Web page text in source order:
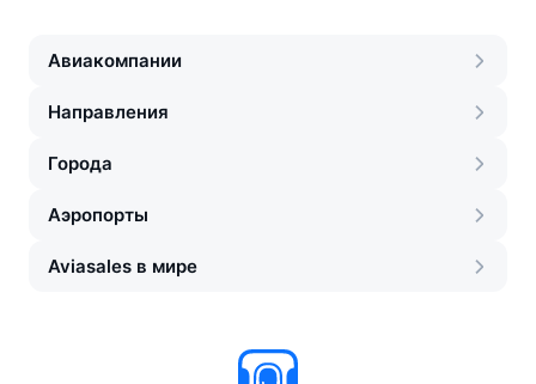
Авиакомпании
Направления
Города
Аэропорты
Aviasales в мире